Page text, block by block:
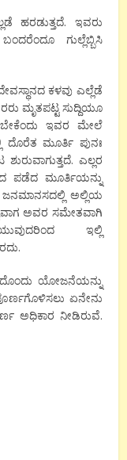
ಹರಡುತ್ತದೆ. ಇವರು
ಗುಲ್ಲೆಬ್ಬಿಸಿ
ಕಳವು ಎಲ್ಲೆಡೆ
ಮೃತಪಟ್ಟ ಸುದ್ದಿಯೂ
ಇವರ ಮೇಲೆ
ದೊರೆತ ಮೂರ್ತಿ ಪುನಃ
ಎಲ್ಲರ
ಪಡೆದ ಮೂರ್ತಿಯನ್ನು
ಜನಮಾನಸದಲ್ಲಿ ಅಲ್ಲಿಯ
ಅವರ ಸಮೇತವಾಗಿ
ಇಲ್ಲಿ
ಯೋಜನೆಯನ್ನು
ಏನೇನು
ಅಧಿಕಾರ ನೀಡಿರುವೆ.